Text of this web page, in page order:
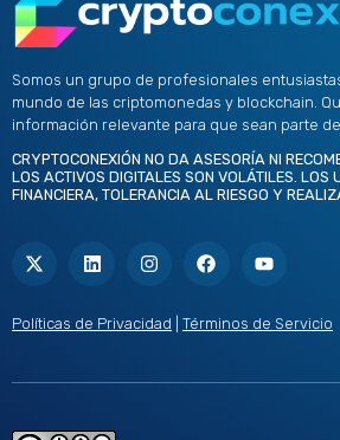
Somos un grupo de profesionales
mundo de las criptomonedas y blockchain.
información relevante para que sean parte
CRYPTOCONEXIÓN NO DA ASESORÍA NI
LOS ACTIVOS DIGITALES SON VOLÁTILES. LOS
FINANCIERA, TOLERANCIA AL RIESGO Y
t
t
t
r
n
d
i
s
g
r
m
c
o
o
u
b
e
Políticas de Privacidad Términos de Servicio